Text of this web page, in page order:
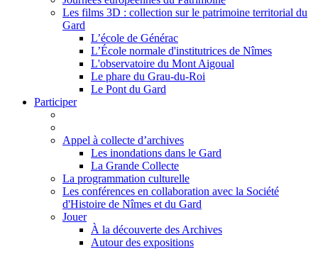
Les films 3D : collection sur le patrimoine territorial du
Gard
L’école de Générac
L’École normale d'institutrices de Nîmes
L'observatoire du Mont Aigoual
Le phare du Grau-du-Roi
Le Pont du Gard
Participer
Appel à collecte d’archives
Les inondations dans le Gard
La Grande Collecte
La programmation culturelle
Les conférences en collaboration avec la Société
d'Histoire de Nîmes et du Gard
Jouer
À la découverte des Archives
Autour des expositions